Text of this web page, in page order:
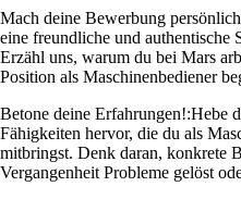
Mach deine Bewerbung
eine freundliche und authentische
Erzähl uns, warum du bei Mars
Position als Maschinenbediener
Betone deine Erfahrungen!:Hebe
Fähigkeiten hervor, die du als
mitbringst. Denk daran, konkrete
Vergangenheit Probleme gelöst